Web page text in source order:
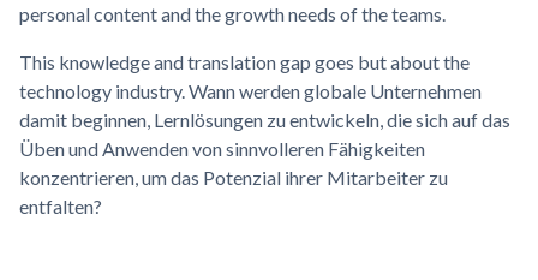
personal content and the growth needs of the teams.
This knowledge and translation gap goes but about the
technology industry. Wann werden globale Unternehmen
damit beginnen, Lernlösungen zu entwickeln, die sich auf das
Üben und Anwenden von sinnvolleren Fähigkeiten
konzentrieren, um das Potenzial ihrer Mitarbeiter zu
entfalten?